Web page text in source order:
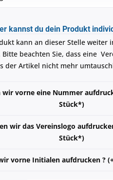
kannst du dein Produkt
kann an dieser Stelle weiter
Bitte beachten Sie, dass eine
der Artikel nicht mehr
wir vorne eine Nummer
Stück*)
wir das Vereinslogo
Stück*)
vorne Initialen aufdrucken ?